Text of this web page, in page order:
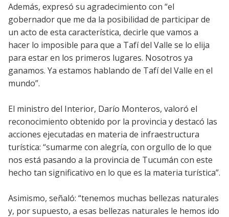
Además, expresó su agradecimiento con “el
gobernador que me da la posibilidad de participar de
un acto de esta característica, decirle que vamos a
hacer lo imposible para que a Tafí del Valle se lo elija
para estar en los primeros lugares. Nosotros ya
ganamos. Ya estamos hablando de Tafí del Valle en el
mundo”.
El ministro del Interior, Darío Monteros, valoró el
reconocimiento obtenido por la provincia y destacó las
acciones ejecutadas en materia de infraestructura
turística: “sumarme con alegría, con orgullo de lo que
nos está pasando a la provincia de Tucumán con este
hecho tan significativo en lo que es la materia turística”.
Asimismo, señaló: “tenemos muchas bellezas naturales
y, por supuesto, a esas bellezas naturales le hemos ido